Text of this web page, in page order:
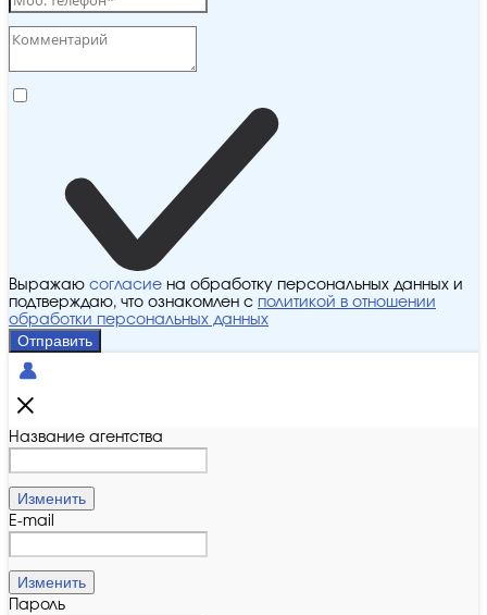
Выражаю согласие на обработку персональных данных и
подтверждаю, что ознакомлен с политикой в отношении
обработки персональных данных
Отправить
Название агентства
Изменить
E-mail
Изменить
Пароль